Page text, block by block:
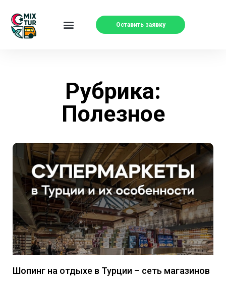
Оставить заявку
Рубрика:
Полезное
Шопинг на отдыхе в Турции – сеть магазинов